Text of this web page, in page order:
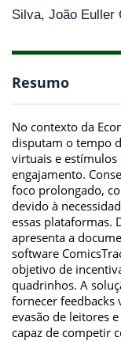
Silva, João Euller
Resumo
No contexto da
disputam o tempo
virtuais e
engajamento.
foco prolongado,
devido à
essas plataformas.
apresenta a
software
objetivo de
quadrinhos. A
fornecer feedbacks
evasão de leitores
capaz de competir